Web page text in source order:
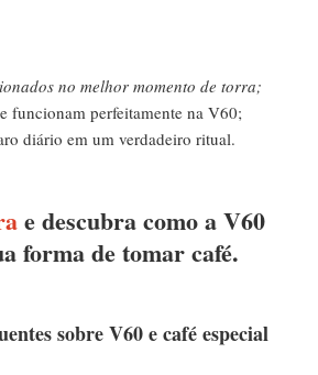
no melhor momento de torra;
funcionam perfeitamente na V60;
diário em um verdadeiro ritual.
e descubra como a V60
forma de tomar café.
sobre V60 e café especial